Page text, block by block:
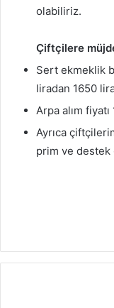
olabiliriz.
Çiftçilere
Sert ekmeklik
liradan 1650
Arpa alım
Ayrıca
prim ve destek